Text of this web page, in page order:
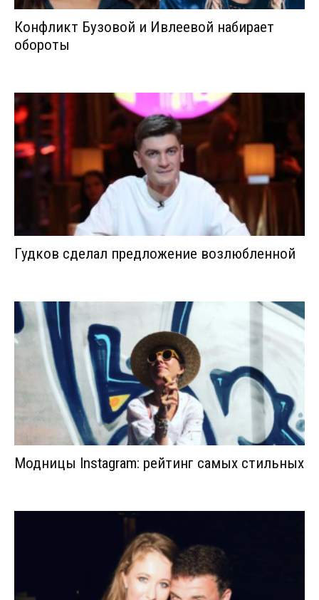
Конфликт Бузовой и Ивлеевой набирает
обороты
Гудков сделал предложение возлюбленной
Модницы Instagram: рейтинг самых стильных